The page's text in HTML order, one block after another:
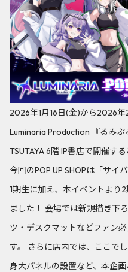
2026年1月16日(金)から2026年
Luminaria Production 『るみぷ
TSUTAYA 6階 IP書店で開催す
今回のPOP UP SHOPは「サイ
1期生に加え、本イベントより
ました！ 会場では新規描き下
ツ・デスクマットなどファン
す。 さらに店内では、ここで
身大パネルの設置など、本企